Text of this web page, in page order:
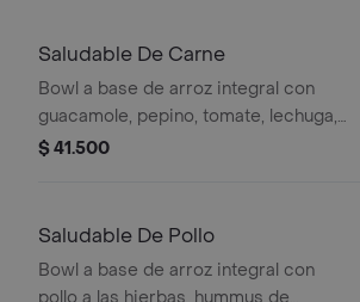
Saludable De Carne
Bowl a base de arroz integral con
guacamole, pepino, tomate, lechuga,
carne molida y maíz.
$ 41.500
Saludable De Pollo
Bowl a base de arroz integral con